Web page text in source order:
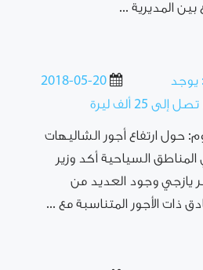
بين المديرية ...
2018-05-20
يوجد
ألف ليرة
حول ارتفاع أجور الشاليهات
السياحية أكد وزير
يازجي وجود العديد من
ذات الأجور المتناسبة مع ...